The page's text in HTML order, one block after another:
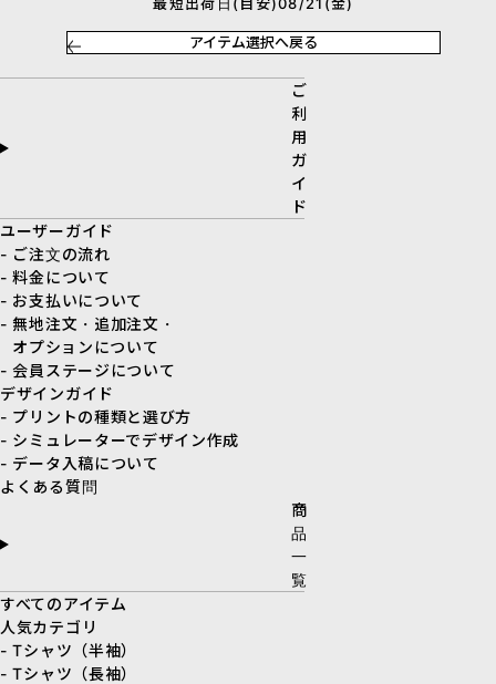
アイテム選択へ戻る
ご
利
用
ガ
イ
ド
ユーザーガイド
- ご注文の流れ
- 料金について
- お支払いについて
- 無地注文・追加注文・
オプションについて
- 会員ステージについて
デザインガイド
- プリントの種類と選び方
- シミュレーターでデザイン作成
- データ入稿について
よくある質問
商
品
一
覧
すべてのアイテム
人気カテゴリ
- Tシャツ（半袖）
- Tシャツ（長袖）